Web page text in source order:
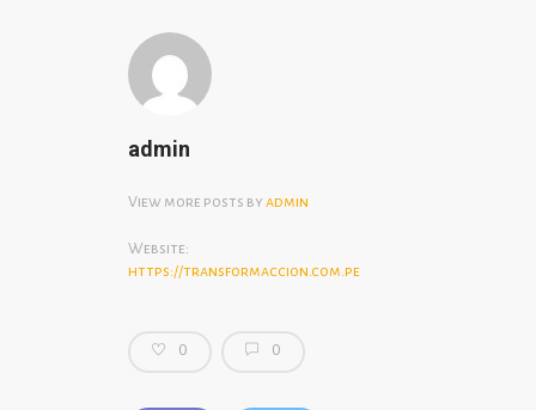
admin
View more posts by admin
Website:
https://transformaccion.com.pe
0 0